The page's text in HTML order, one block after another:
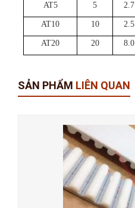
AT5 5 2.7
AT10 10 2.5
AT20 20 8.0
SẢN PHẨM LIÊN QUAN